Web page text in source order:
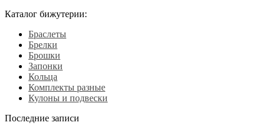
Каталог бижутерии:
Браслеты
Брелки
Брошки
Запонки
Кольца
Комплекты разные
Кулоны и подвески
Последние записи